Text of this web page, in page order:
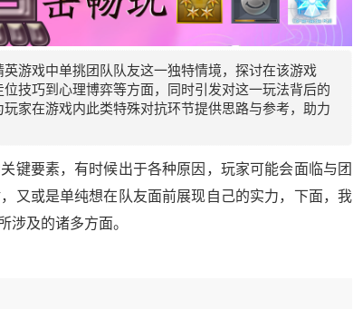
游戏中单挑团队队友这一独特情境，探讨在该游戏
技巧到心理博弈等方面，同时引发对这一玩法背后的
家在游戏内此类特殊对抗环节提供思路与参考，助力
键要素，有时候出于各种原因，玩家可能会面临与团
又或是单纯想在队友面前展现自己的实力，下面，我
及的诸多方面。